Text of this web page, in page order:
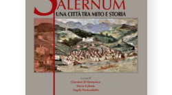
Proposte di pubblicazione
Gangemi Editore